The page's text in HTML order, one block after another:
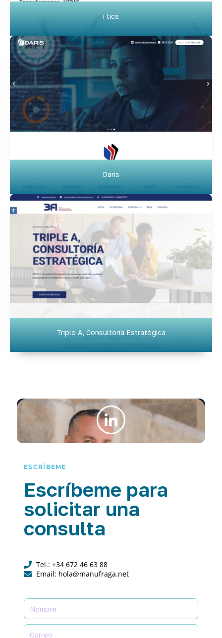
i tics
Daris
Triple A, Consultoría Estratégica
ESCRÍBEME
Escríbeme para
solicitar una
consulta
Tel.: +34 672 46 63 88
Email: hola@manufraga.net